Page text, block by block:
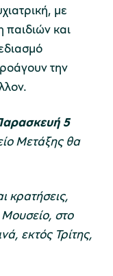
με
παιδιών και
την
5
Μετάξης θα
κρατήσεις,
Μουσείο, στο
εκτός Τρίτης,